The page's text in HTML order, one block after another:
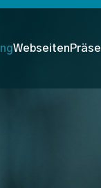
Webseiten